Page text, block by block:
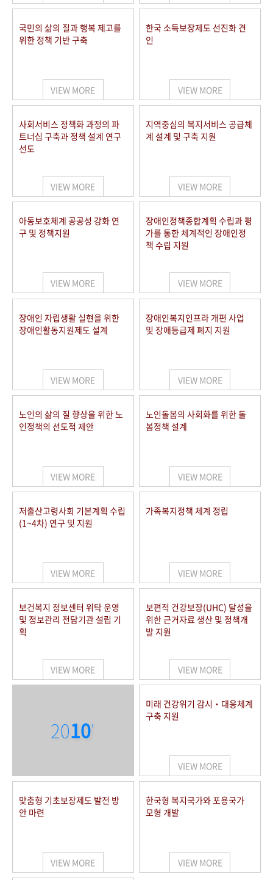
국민의 삶의 질과 행복 제고를
위한 정책 기반 구축
VIEW MORE
한국 소득보장제도 선진화 견
인
VIEW MORE
사회서비스 정책화 과정의 파
트너십 구축과 정책 설계 연구
선도
VIEW MORE
지역중심의 복지서비스 공급체
계 설계 및 구축 지원
VIEW MORE
아동보호체계 공공성 강화 연
구 및 정책지원
VIEW MORE
장애인정책종합계획 수립과 평
가를 통한 체계적인 장애인정
책 수립 지원
VIEW MORE
장애인 자립생활 실현을 위한
장애인활동지원제도 설계
VIEW MORE
장애인복지인프라 개편 사업
및 장애등급제 폐지 지원
VIEW MORE
노인의 삶의 질 향상을 위한 노
인정책의 선도적 제안
VIEW MORE
노인돌봄의 사회화를 위한 돌
봄정책 설계
VIEW MORE
저출산고령사회 기본계획 수립
(1~4차) 연구 및 지원
VIEW MORE
가족복지정책 체계 정립
VIEW MORE
보건복지 정보센터 위탁 운영
및 정보관리 전담기관 설립 기
획
VIEW MORE
보편적 건강보장(UHC) 달성을
위한 근거자료 생산 및 정책개
발 지원
VIEW MORE
2010'
미래 건강위기 감시‧대응체계
구축 지원
VIEW MORE
맞춤형 기초보장제도 발전 방
안 마련
VIEW MORE
한국형 복지국가와 포용국가
모형 개발
VIEW MORE